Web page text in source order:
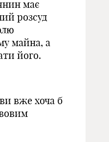
має
розсуд
майна, а
його.
вже хоча б